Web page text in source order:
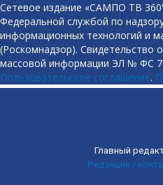
Сетевое издание «САМПО ТВ
Федеральной службой по
информационных технологий и
(Роскомнадзор). Свидетельство
массовой информации ЭЛ № ФС
Пользовательское соглашение.
Главный
Редакция /